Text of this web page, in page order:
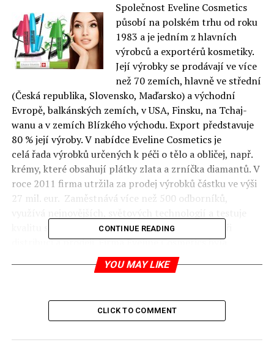
Společnost Eveline Cosmetics
působí na polském trhu od roku
1983 a je jedním z hlavních
výrobců a exportérů kosmetiky.
Její výrobky se prodávají ve více
než 70 zemích, hlavně ve střední
(Česká republika, Slovensko, Maďarsko) a východní
Evropě, balkánských zemích, v USA, Finsku, na Tchaj-
wanu a v zemích Blízkého východu. Export představuje
80 % její výroby.V nabídce Eveline Cosmetics je
celá řada výrobků určených k péči o tělo a obličej, např.
krémy, které obsahují plátky zlata a zrníčka diamantů. V
roce 2011 firma utržila za prodej výrobků částku ve výši
27 mil. eur. Zaměstnává více než 500 odborníků,
kvalitu svých výrobků již ve výrobním procesu, při
distribuci a prodeji. Firma Eveline Cosmetics byla
mnohokrát oceněna mezinárodními cenami
udělovanými jak zákazníky, tak profesionály. Šlo
nebo Best Beauty Buys, o kterém rozhodují čtenářky
Jejich výrobky nakoupíte zde:www.evelinecosmetics.cz
CONTINUE READING
YOU MAY LIKE
CLICK TO COMMENT